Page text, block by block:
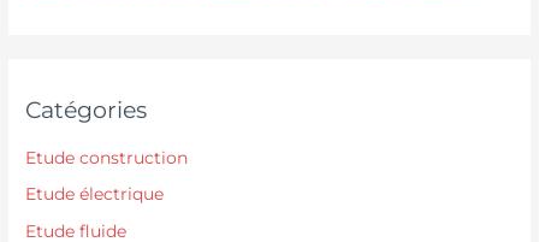
Catégories
Etude construction
Etude électrique
Etude fluide